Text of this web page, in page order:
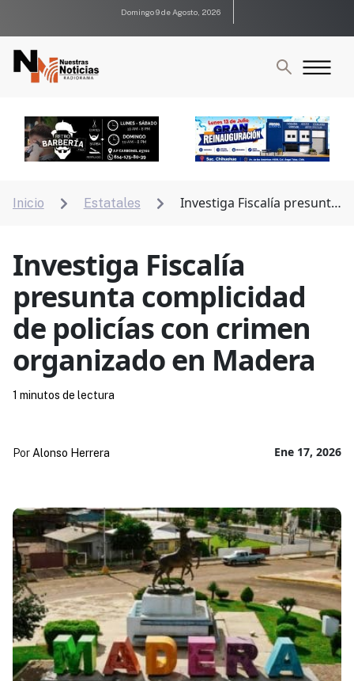
Domingo 9 de Agosto, 2026
Inicio  Estatales 
Investiga Fiscalía presunta
Investiga Fiscalía
presunta complicidad
de policías con crimen
organizado en Madera
Ene 17, 2026
Por Alonso Herrera
1 minutos de lectura